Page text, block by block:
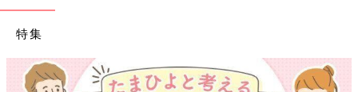
特集